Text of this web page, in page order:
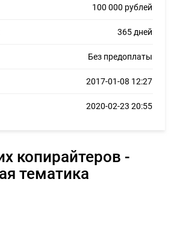
100 000 рублей
365 дней
Без предоплаты
2017-01-08 12:27
2020-02-23 20:55
тематика